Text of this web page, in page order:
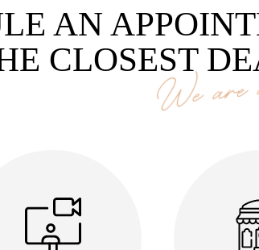
AN
CLOSEST
We are